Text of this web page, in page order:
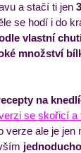
a stačí ti jen 3
se hodí i do
vlastní
množství
na
se skořicí
ale je jen